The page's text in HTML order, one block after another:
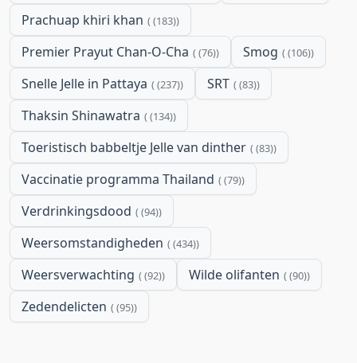
Prachuap khiri khan (183)
Premier Prayut Chan-O-Cha (76) Smog (106)
Snelle Jelle in Pattaya (237) SRT (83)
Thaksin Shinawatra (134)
Toeristisch babbeltje Jelle van dinther (83)
Vaccinatie programma Thailand (79)
Verdrinkingsdood (94)
Weersomstandigheden (434)
Weersverwachting (92) Wilde olifanten (90)
Zedendelicten (95)